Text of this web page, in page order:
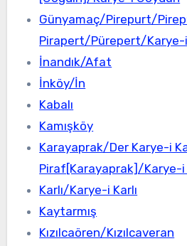
Günyamaç/Pirepurt/
Pirapert/Pürepert/Karye-
İnandık/Afat
İnköy/İn
Kabalı
Kamışköy
Karayaprak/Der Karye-i
Piraf[Karayaprak]/Karye-i
Karlı/Karye-i Karlı
Kaytarmış
Kızılcaören/Kızılcaveran